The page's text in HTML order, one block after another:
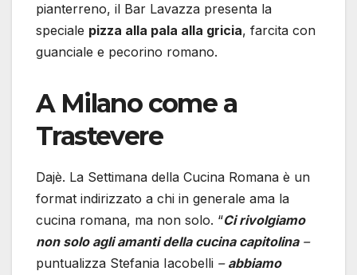
pianterreno, il Bar Lavazza presenta la
speciale pizza alla pala alla gricia, farcita con
guanciale e pecorino romano.
A Milano come a
Trastevere
Dajè. La Settimana della Cucina Romana è un
format indirizzato a chi in generale ama la
cucina romana, ma non solo. “Ci rivolgiamo
non solo agli amanti della cucina capitolina–
puntualizza Stefania Iacobelli – abbiamo